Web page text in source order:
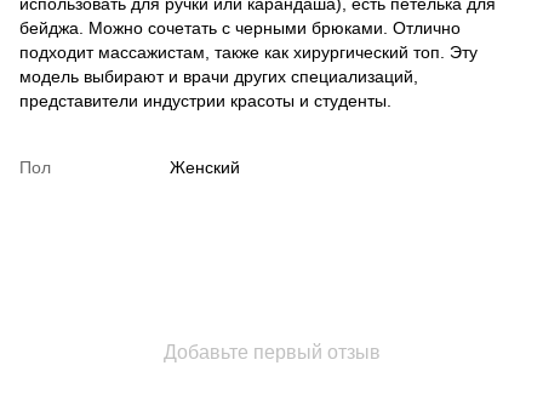
бейджа. Можно сочетать с черными брюками. Отлично
подходит массажистам, также как хирургический топ. Эту
модель выбирают и врачи других специализаций,
представители индустрии красоты и студенты.
Пол Женский
Добавьте первый отзыв